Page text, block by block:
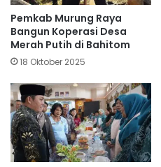
Pemkab Murung Raya
Bangun Koperasi Desa
Merah Putih di Bahitom
18 Oktober 2025